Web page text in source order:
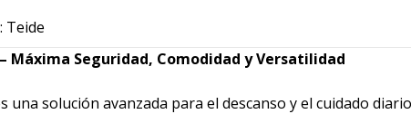
Teide
Máxima Seguridad, Comodidad y Versatilidad
una solución avanzada para el descanso y el cuidado